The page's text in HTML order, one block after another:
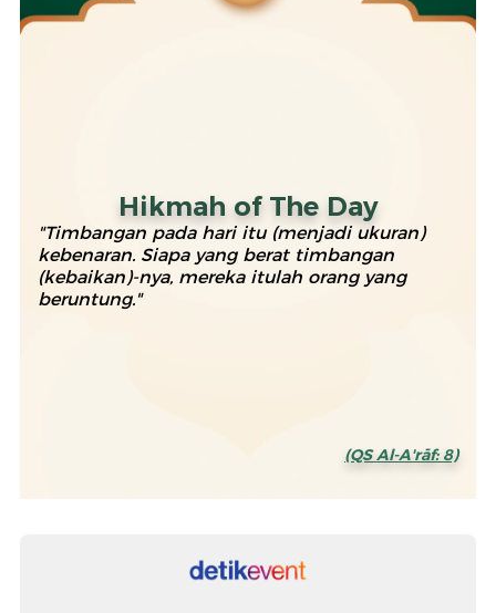
Hikmah of The Day
"Timbangan pada hari itu (menjadi ukuran)
kebenaran. Siapa yang berat timbangan
(kebaikan)-nya, mereka itulah orang yang
beruntung."
(QS Al-A'rāf: 8)